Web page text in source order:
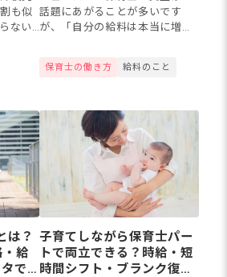
も似
ない
して
事内
話題にあがることが多いです
が、「自分の給料は本当に増え
き上げが決まり、正社員の平均
保育士の働き方 給料のこと
は？
給
で
子育てしながら保育士パー
トで両立できる？時給・短
時間シフト・ブランク復